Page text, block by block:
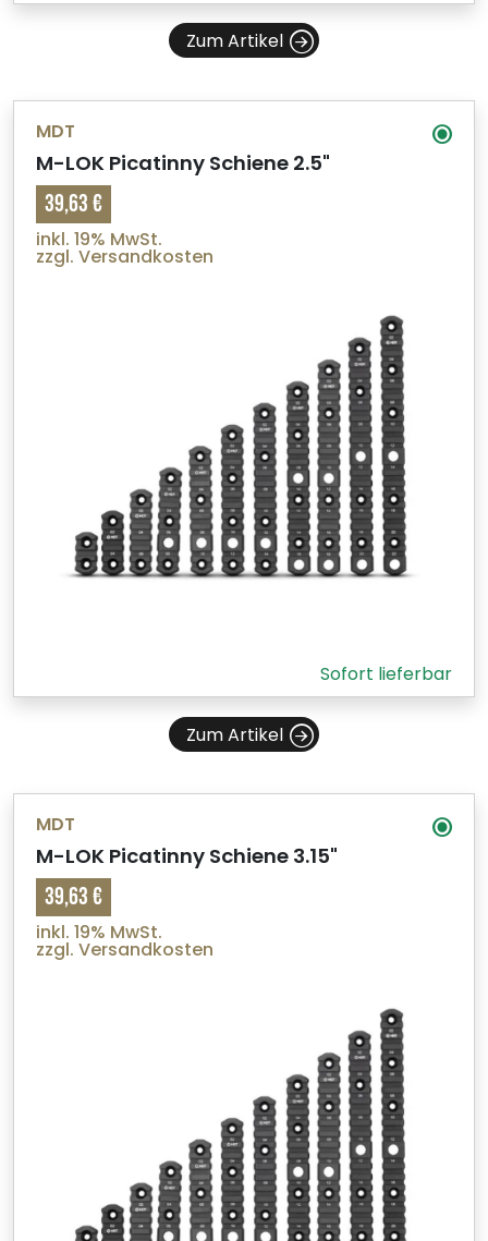
Zum Artikel
MDT
M-LOK Picatinny Schiene 2.5"
39,63 €
inkl. 19% MwSt.
zzgl. Versandkosten
Sofort lieferbar
Zum Artikel
MDT
M-LOK Picatinny Schiene 3.15"
39,63 €
inkl. 19% MwSt.
zzgl. Versandkosten